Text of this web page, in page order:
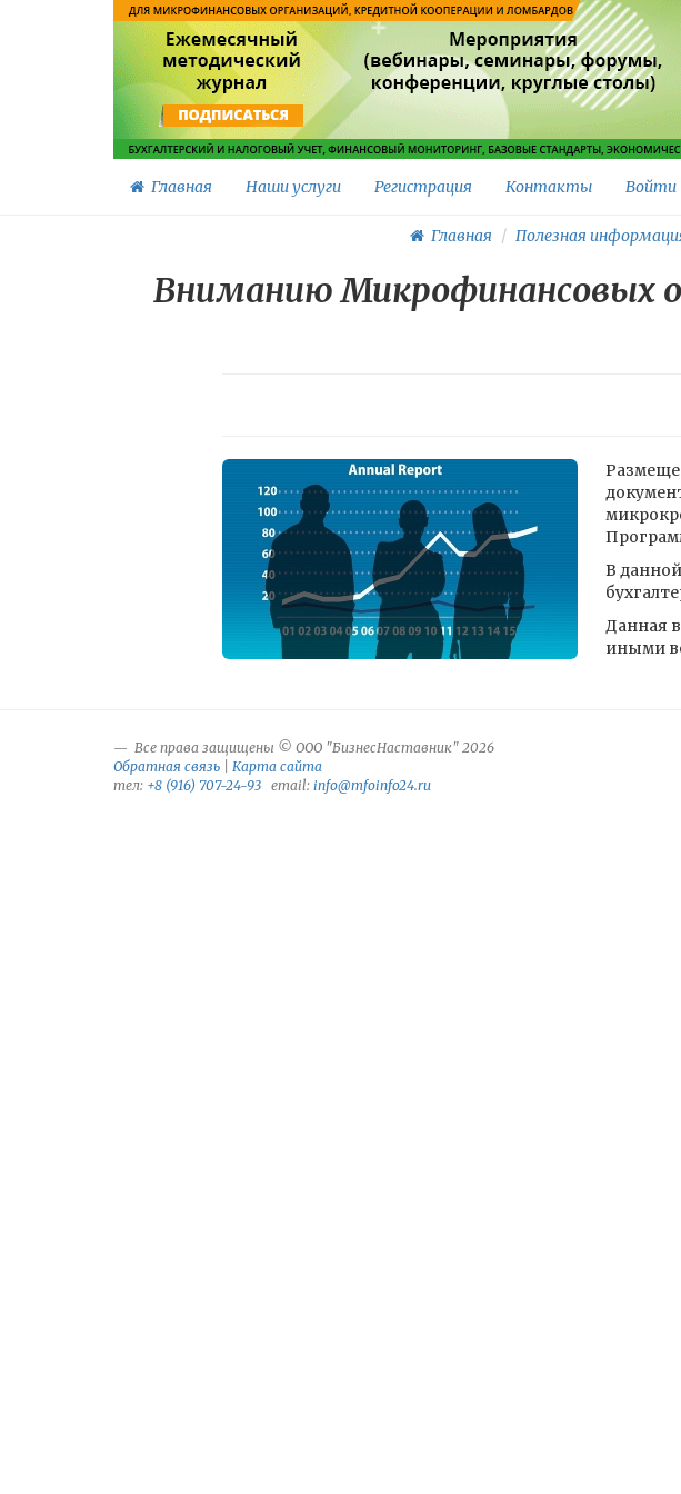
Главная Наши услуги Регистрация Контакты Войти
Главная Полезная
Вниманию Микрофинансовых
В
Данная
иными
Все права защищены © ООО "БизнесНаставник" 2026
Обратная связь
Карта сайта
тел: +8 (916) 707-24-93 email: info@mfoinfo24.ru